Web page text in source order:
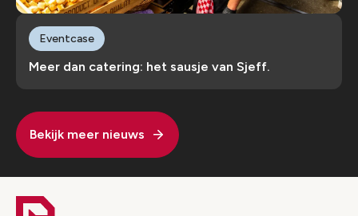
Meer dan catering: het sausje van Sjeff.
Eventcase
Bekijk meer nieuws